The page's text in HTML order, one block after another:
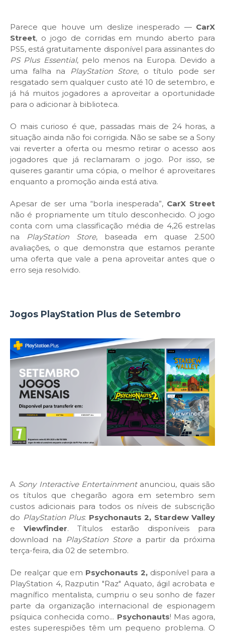
Parece que houve um deslize inesperado — CarX
Street, o jogo de corridas em mundo aberto para
PS5, está gratuitamente disponível para assinantes do
PS Plus Essential, pelo menos na Europa. Devido a
uma falha na PlayStation Store, o título pode ser
resgatado sem qualquer custo até 10 de setembro, e
já há muitos jogadores a aproveitar a oportunidade
para o adicionar à biblioteca.
O mais curioso é que, passadas mais de 24 horas, a
situação ainda não foi corrigida. Não se sabe se a Sony
vai reverter a oferta ou mesmo retirar o acesso aos
jogadores que já reclamaram o jogo. Por isso, se
quiseres garantir uma cópia, o melhor é aproveitares
enquanto a promoção ainda está ativa.
Apesar de ser uma “borla inesperada”, CarX Street
não é propriamente um título desconhecido. O jogo
conta com uma classificação média de 4,26 estrelas
na PlayStation Store, baseada em quase 2.500
avaliações, o que demonstra que estamos perante
uma oferta que vale a pena aproveitar antes que o
erro seja resolvido.
Jogos PlayStation Plus de Setembro
A Sony Interactive Entertainmentanunciou, quais são
os títulos que chegarão agora em setembro sem
custos adicionais para todos os níveis de subscrição
do PlayStation Plus: Psychonauts 2, Stardew Valley
e Viewfinder. Títulos estarão disponíveis para
download na PlayStation Storea partir da próxima
terça-feira, dia 02 de setembro.
De realçar que em Psychonauts 2,disponível para a
PlayStation 4, Razputin "Raz" Aquato, ágil acrobata e
magnífico mentalista, cumpriu o seu sonho de fazer
parte da organização internacional de espionagem
psíquica conhecida como... Psychonauts! Mas agora,
estes superespiões têm um pequeno problema. O